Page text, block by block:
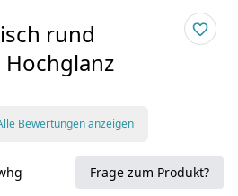
rund
Hochglanz
Bewertungen anzeigen
Frage zum Produkt?